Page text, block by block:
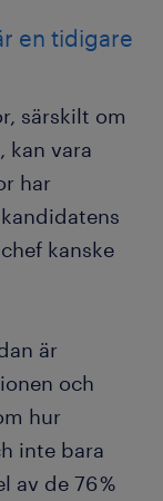
en tidigare
särskilt om
kan vara
har
kanske
är
och
hur
inte bara
av de 76 %